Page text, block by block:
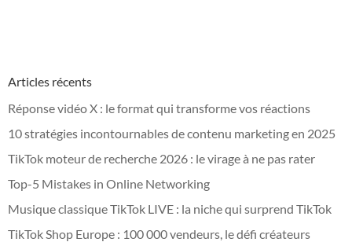
Articles récents
Réponse vidéo X : le format qui transforme vos réactions
10 stratégies incontournables de contenu marketing en 2025
TikTok moteur de recherche 2026 : le virage à ne pas rater
Top-5 Mistakes in Online Networking
Musique classique TikTok LIVE : la niche qui surprend TikTok
TikTok Shop Europe : 100 000 vendeurs, le défi créateurs